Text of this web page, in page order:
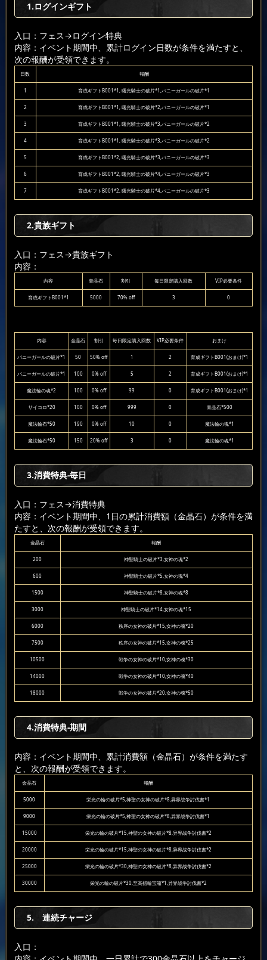
1.ログインギフト
入口：フェス→ログイン特典
内容：イベント期間中、累計ログイン日数が条件を満たすと、
次の報酬が受領できます。
日数 報酬
1 育成ギフトB001*1, 曙光騎士の破片*1,バニーガールの破片*1
2 育成ギフトB001*1, 曙光騎士の破片*2,バニーガールの破片*1
3 育成ギフトB001*1, 曙光騎士の破片*3,バニーガールの破片*2
4 育成ギフトB001*1, 曙光騎士の破片*3,バニーガールの破片*2
5 育成ギフトB001*2, 曙光騎士の破片*3,バニーガールの破片*3
6 育成ギフトB001*2, 曙光騎士の破片*4,バニーガールの破片*3
7 育成ギフトB001*2, 曙光騎士の破片*4,バニーガールの破片*3
2.貴族ギフト
入口：フェス→貴族ギフト
内容：
内容 青晶石 割引 毎日限定購入回数 VIP必要条件
育成ギフトB001*1 5000 70% off 3 0
内容 金晶石 割引 毎日限定購入回数 VIP必要条件 おまけ
バニーガールの破片*1 50 50% off 1 2 育成ギフトB001(おまけ)*1
バニーガールの破片*1 100 0% off 5 2 育成ギフトB001(おまけ)*1
魔法輪の魂*2 100 0% off 99 0 育成ギフトB001(おまけ)*1
サイコロ*20 100 0% off 999 0 青晶石*500
魔法輪石*50 190 0% off 10 0 魔法輪の魂*1
魔法輪石*50 150 20% off 3 0 魔法輪の魂*1
3.消費特典-毎日
入口：フェス→消費特典
内容：イベント期間中、1日の累計消費額（金晶石）が条件を満
たすと、次の報酬が受領できます。
金晶石 報酬
200 神聖騎士の破片*3,女神の魂*2
600 神聖騎士の破片*5,女神の魂*4
1500 神聖騎士の破片*8,女神の魂*8
3000 神聖騎士の破片*14,女神の魂*15
6000 秩序の女神の破片*15,女神の魂*20
7500 秩序の女神の破片*15,女神の魂*25
10500 戦争の女神の破片*10,女神の魂*30
14000 戦争の女神の破片*10,女神の魂*40
18000 戦争の女神の破片*20,女神の魂*50
4.消費特典-期間
内容：イベント期間中、累計消費額（金晶石）が条件を満たす
と、次の報酬が受領できます。
金晶石 報酬
5000 栄光の輪の破片*5,神聖の女神の破片*8,异界战争討伐書*1
9000 栄光の輪の破片*5,神聖の女神の破片*8,异界战争討伐書*1
15000 栄光の輪の破片*15,神聖の女神の破片*8,异界战争討伐書*2
20000 栄光の輪の破片*15,神聖の女神の破片*8,异界战争討伐書*2
25000 栄光の輪の破片*30,神聖の女神の破片*8,异界战争討伐書*2
30000 栄光の輪の破片*30,至高指輪宝箱*1,异界战争討伐書*2
5. 連続チャージ
入口：